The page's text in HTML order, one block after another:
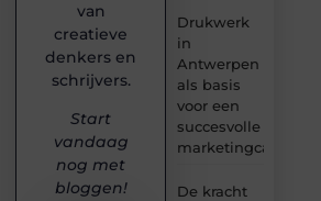
Drukwerk
in
Antwerpen
als basis
voor een
succesvolle
De kracht
van
creatieve
denkers en
schrijvers.
Start
vandaag
nog met
bloggen!